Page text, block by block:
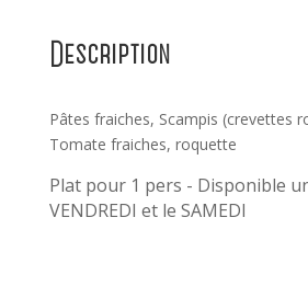
Description
Pâtes fraiches, Scampis (crevettes
Tomate fraiches, roquette
Plat pour 1 pers - Disponible
VENDREDI et le SAMEDI